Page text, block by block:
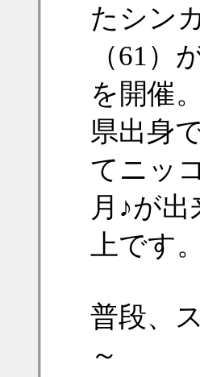
たシン
（61）
を開催
県出身
てニッ
月♪が
上です。
普段、
～